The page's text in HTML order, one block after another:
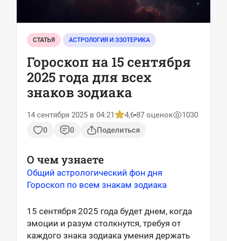
СТАТЬЯ АСТРОЛОГИЯ И ЭЗОТЕРИКА
Гороскоп на 15 сентября
2025 года для всех
знаков зодиака
14 сентября 2025 в 04:21 4,6 87 оценок
1030
0
0 Поделиться
О чем узнаете
Общий астрологический фон дня
Гороскоп по всем знакам зодиака
15 сентября 2025 года будет днем, когда
эмоции и разум столкнутся, требуя от
каждого знака зодиака умения держать